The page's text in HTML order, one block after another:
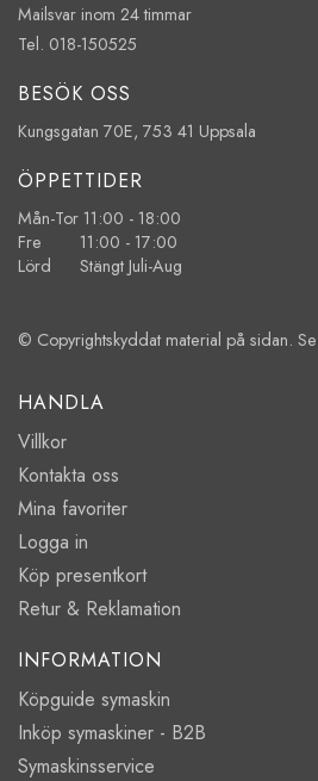
Mailsvar inom 24 timmar
Tel. 018-150525
BESÖK OSS
Kungsgatan 70E, 753 41 Uppsala
ÖPPETTIDER
Mån-Tor 11:00 - 18:00
Fre 11:00 - 17:00
Lörd Stängt Juli-Aug
© Copyrightskyddat material på sidan. Se
HANDLA
Villkor
Kontakta oss
Mina favoriter
Logga in
Köp presentkort
Retur & Reklamation
INFORMATION
Köpguide symaskin
Inköp symaskiner - B2B
Symaskinsservice